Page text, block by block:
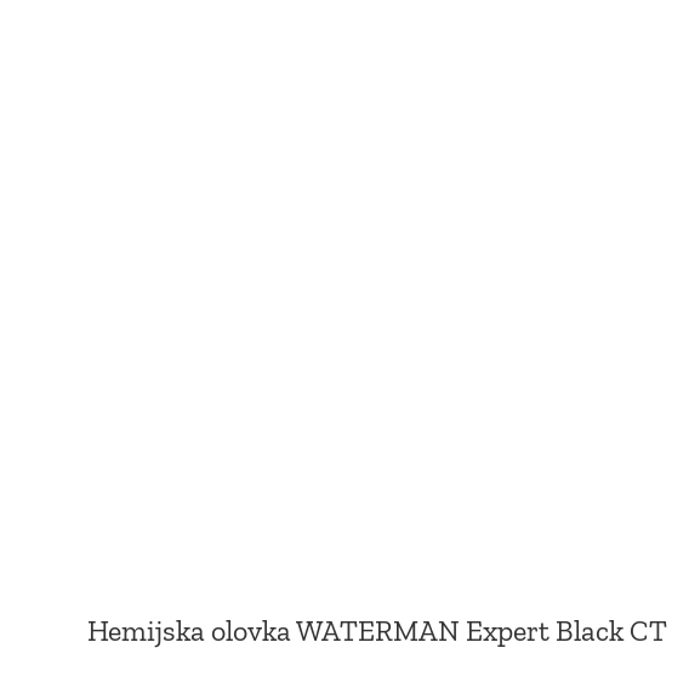
Hemijska olovka WATERMAN Expert Black CT